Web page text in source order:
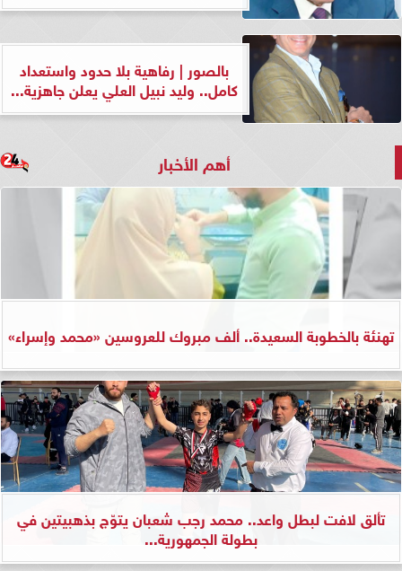
بالصور | رفاهية بلا حدود واستعداد
كامل.. وليد نبيل العلي يعلن جاهزية...
أهم الأخبار
تهنئة بالخطوبة السعيدة.. ألف مبروك للعروسين «محمد وإسراء»
تألق لافت لبطل واعد.. محمد رجب شعبان يتوّج بذهبيتين في
بطولة الجمهورية...